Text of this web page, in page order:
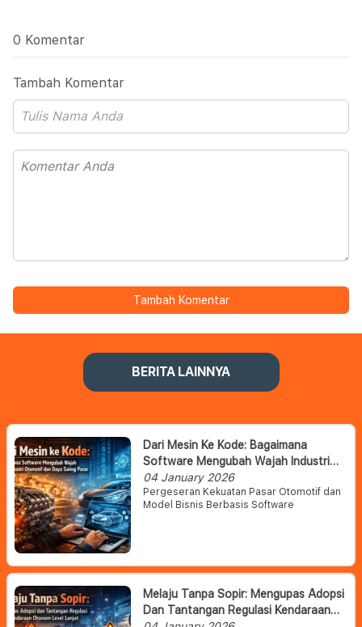
0 Komentar
Tambah Komentar
Tambah Komentar
BERITA LAINNYA
Dari Mesin Ke Kode: Bagaimana
Software Mengubah Wajah Industri
Otomotif Dan Daya Saing Pasar
04 January 2026
Pergeseran Kekuatan Pasar Otomotif dan
Model Bisnis Berbasis Software
Melaju Tanpa Sopir: Mengupas Adopsi
Dan Tantangan Regulasi Kendaraan